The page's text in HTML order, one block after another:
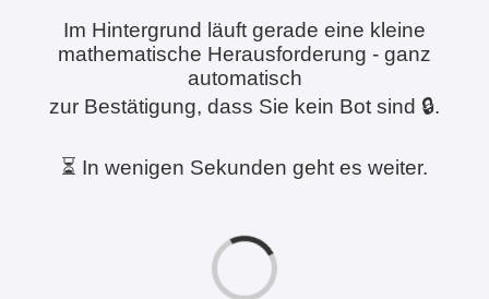
Im Hintergrund läuft gerade eine kleine
mathematische Herausforderung - ganz
automatisch
zur Bestätigung, dass Sie kein Bot sind 🔒.
⏳ In wenigen Sekunden geht es weiter.